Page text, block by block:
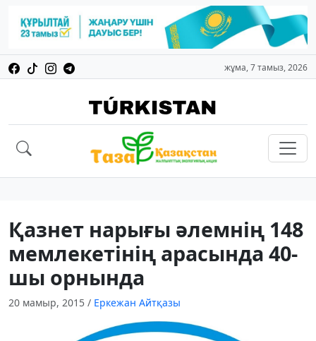
жұма, 7 тамыз, 2026
Қазнет нарығы әлемнің 148
мемлекетінің арасында 40-
шы орнында
20 мамыр, 2015 / Еркежан Айтқазы